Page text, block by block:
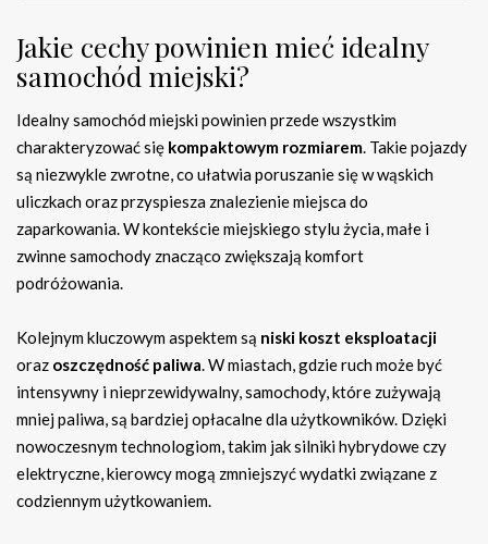
Jakie cechy powinien mieć idealny
samochód miejski?
Idealny samochód miejski powinien przede wszystkim
charakteryzować się kompaktowym rozmiarem. Takie pojazdy
są niezwykle zwrotne, co ułatwia poruszanie się w wąskich
uliczkach oraz przyspiesza znalezienie miejsca do
zaparkowania. W kontekście miejskiego stylu życia, małe i
zwinne samochody znacząco zwiększają komfort
podróżowania.
Kolejnym kluczowym aspektem są niski koszt eksploatacji
oraz oszczędność paliwa. W miastach, gdzie ruch może być
intensywny i nieprzewidywalny, samochody, które zużywają
mniej paliwa, są bardziej opłacalne dla użytkowników. Dzięki
nowoczesnym technologiom, takim jak silniki hybrydowe czy
elektryczne, kierowcy mogą zmniejszyć wydatki związane z
codziennym użytkowaniem.